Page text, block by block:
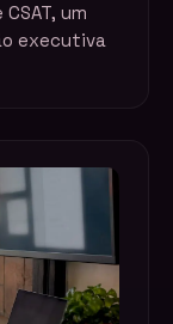
um
executiva